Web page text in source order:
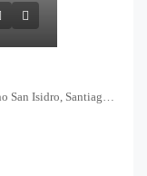
Fraccionamiento Montesierra, Diagonal Rancho San Isidro, Santiago Momoxpan, Cholula de Rivadavia, Pue., México